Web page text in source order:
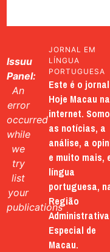
Issuu
Panel:
An
error
occurred
while
we
try
list
your
publications
JORNAL EM
LÍNGUA
PORTUGUESA
Este é o jornal
Hoje Macau na
internet.
as notícias, a
análise, a
e muito mais,
língua
portuguesa,
Região
Administrativa
Especial de
Macau.